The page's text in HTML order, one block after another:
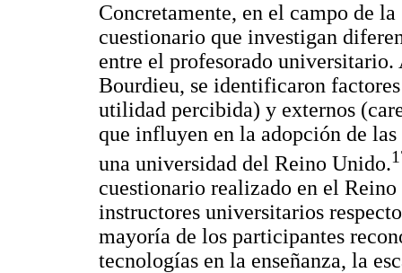
Concretamente, en el campo de
cuestionario que investigan
entre el profesorado
Bourdieu, se identificaron
utilidad percibida) y externos
que influyen en la adopción de
una universidad del Reino Unido.
cuestionario realizado en el
instructores universitarios
mayoría de los participantes
tecnologías en la enseñanza, la